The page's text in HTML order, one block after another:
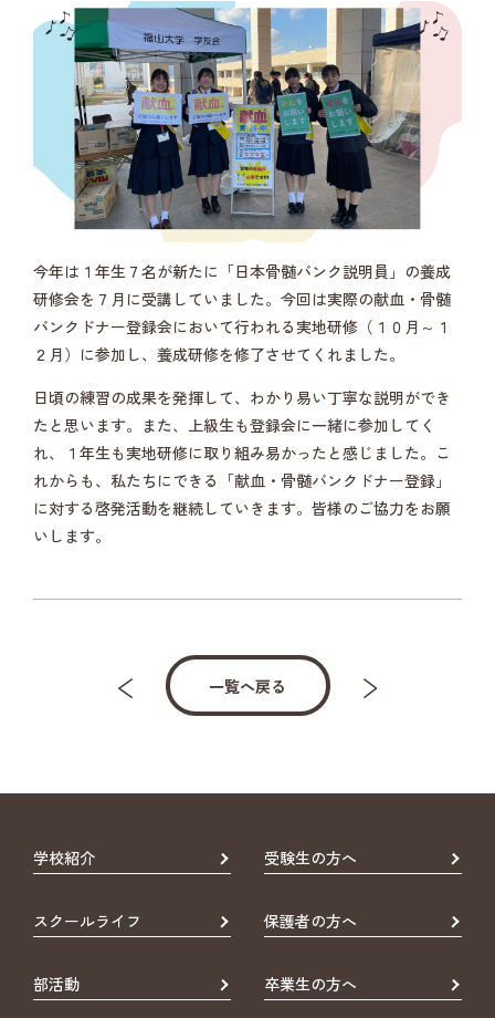
今年は１年生７名が新たに「日本骨髄バンク説明員」の養成
研修会を７月に受講していました。今回は実際の献血・骨髄
バンクドナー登録会において行われる実地研修（１０月～１
２月）に参加し、養成研修を修了させてくれました。
日頃の練習の成果を発揮して、わかり易い丁寧な説明ができ
たと思います。また、上級生も登録会に一緒に参加してく
れ、１年生も実地研修に取り組み易かったと感じました。こ
れからも、私たちにできる「献血・骨髄バンクドナー登録」
に対する啓発活動を継続していきます。皆様のご協力をお願
いします。
一覧へ戻る
学校紹介 受験生の方へ
スクールライフ 保護者の方へ
部活動 卒業生の方へ